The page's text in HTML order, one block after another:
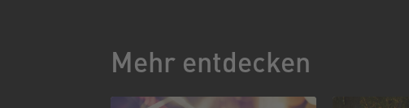
Mehr entdecken